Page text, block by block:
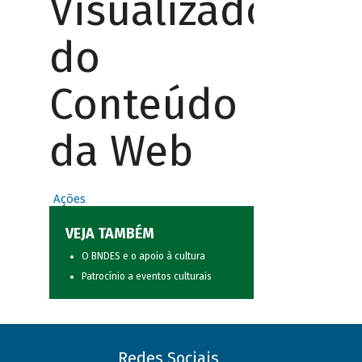
Visualizador
do
Conteúdo
da Web
Ações
VEJA TAMBÉM
O BNDES e o apoio à cultura
Patrocínio a eventos culturais
Redes Sociais